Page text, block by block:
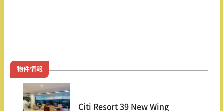
物件情報
Citi Resort 39 New Wing